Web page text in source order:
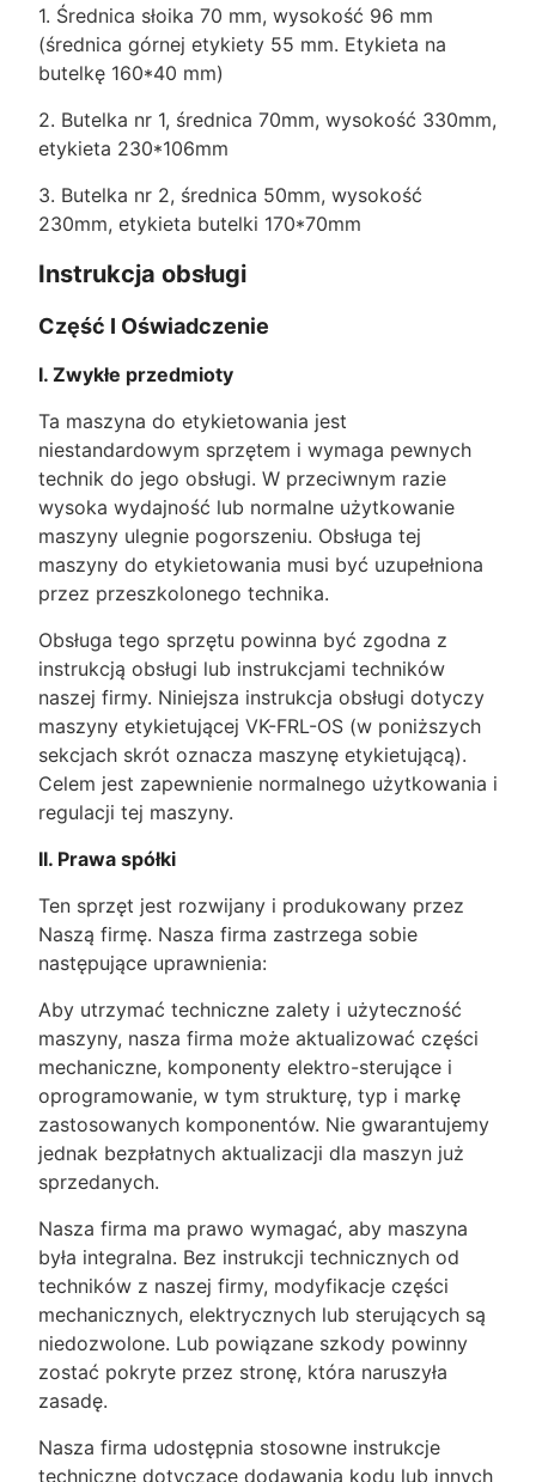
1. Średnica słoika 70 mm, wysokość 96 mm
(średnica górnej etykiety 55 mm. Etykieta na
butelkę 160*40 mm)
2. Butelka nr 1, średnica 70mm, wysokość 330mm,
etykieta 230*106mm
3. Butelka nr 2, średnica 50mm, wysokość
230mm, etykieta butelki 170*70mm
Instrukcja obsługi
Część I Oświadczenie
I. Zwykłe przedmioty
Ta maszyna do etykietowania jest
niestandardowym sprzętem i wymaga pewnych
technik do jego obsługi. W przeciwnym razie
wysoka wydajność lub normalne użytkowanie
maszyny ulegnie pogorszeniu. Obsługa tej
maszyny do etykietowania musi być uzupełniona
przez przeszkolonego technika.
Obsługa tego sprzętu powinna być zgodna z
instrukcją obsługi lub instrukcjami techników
naszej firmy. Niniejsza instrukcja obsługi dotyczy
maszyny etykietującej VK-FRL-OS (w poniższych
sekcjach skrót oznacza maszynę etykietującą).
Celem jest zapewnienie normalnego użytkowania i
regulacji tej maszyny.
II. Prawa spółki
Ten sprzęt jest rozwijany i produkowany przez
Naszą firmę. Nasza firma zastrzega sobie
następujące uprawnienia:
Aby utrzymać techniczne zalety i użyteczność
maszyny, nasza firma może aktualizować części
mechaniczne, komponenty elektro-sterujące i
oprogramowanie, w tym strukturę, typ i markę
zastosowanych komponentów. Nie gwarantujemy
jednak bezpłatnych aktualizacji dla maszyn już
sprzedanych.
Nasza firma ma prawo wymagać, aby maszyna
była integralna. Bez instrukcji technicznych od
techników z naszej firmy, modyfikacje części
mechanicznych, elektrycznych lub sterujących są
niedozwolone. Lub powiązane szkody powinny
zostać pokryte przez stronę, która naruszyła
zasadę.
Nasza firma udostępnia stosowne instrukcje
techniczne dotyczące dodawania kodu lub innych